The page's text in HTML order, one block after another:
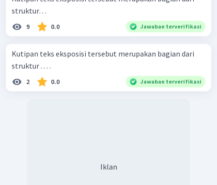
struktur…
9 0.0 Jawaban terverifikasi
Kutipan teks eksposisi tersebut merupakan bagian dari
struktur . . . .
2 0.0 Jawaban terverifikasi
Iklan